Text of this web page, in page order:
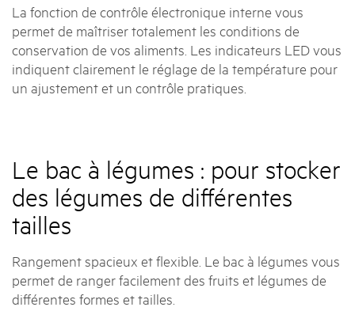
La fonction de contrôle électronique interne vous
permet de maîtriser totalement les conditions de
conservation de vos aliments. Les indicateurs LED vous
indiquent clairement le réglage de la température pour
un ajustement et un contrôle pratiques.
Le bac à légumes : pour stocker
des légumes de différentes
tailles
Rangement spacieux et flexible. Le bac à légumes vous
permet de ranger facilement des fruits et légumes de
différentes formes et tailles.